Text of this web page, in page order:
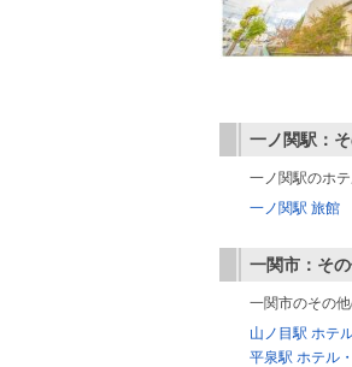
一ノ関駅：
一ノ関駅のホ
一ノ関駅 旅館
一関市：そ
一関市のその
山ノ目駅 ホテ
平泉駅 ホテル